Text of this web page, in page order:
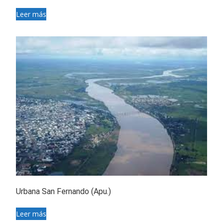
Leer más
Urbana San Fernando (Apu.)
Leer más